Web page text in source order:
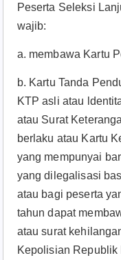
Peserta Seleksi
wajib:
a. membawa Kartu
b. Kartu Tanda
KTP asli atau
atau Surat
berlaku atau Kartu
yang mempunyai
yang dilegalisasi
atau bagi peserta
tahun dapat
atau surat
Kepolisian Republik